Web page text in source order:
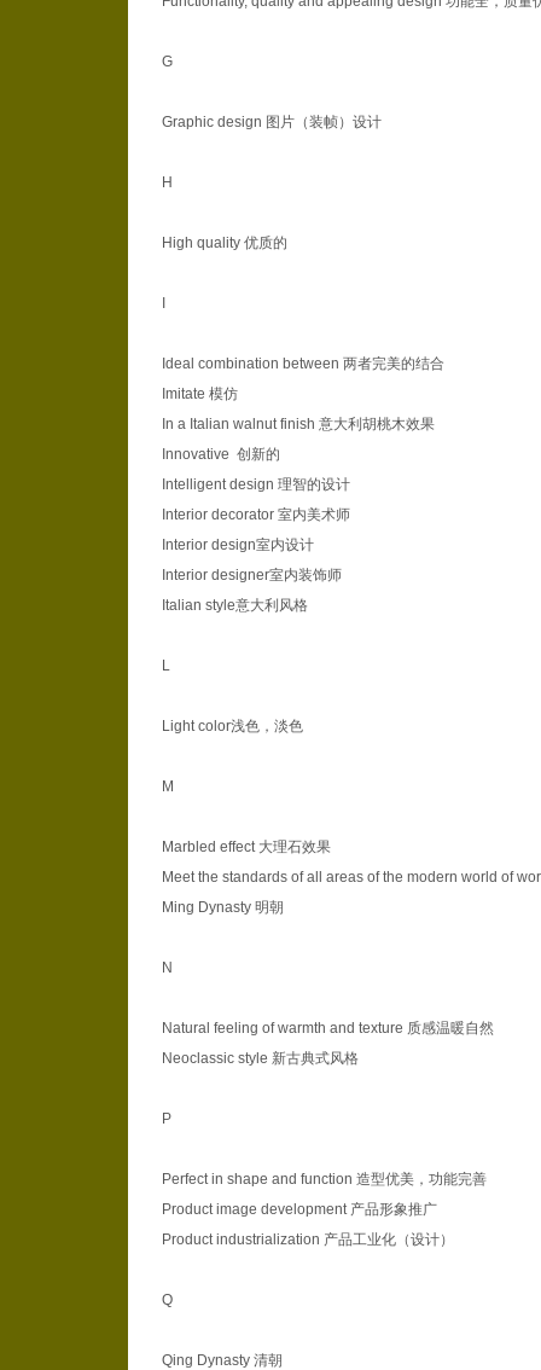
G
Graphic design 图片（装帧）设计
H
High quality 优质的
Ideal combination between 两者完美的结合
Imitate 模仿
In a Italian walnut finish 意大利胡桃木效果
Innovative 创新的
Intelligent design 理智的设计
Interior decorator 室内美术师
Interior design室内设计
Interior designer室内装饰师
Italian style意大利风格
L
Light color浅色，淡色
M
Marbled effect 大理石效果
Meet the standards of all areas of the modern world of
Ming Dynasty 明朝
N
Natural feeling of warmth and texture 质感温暖自然
Neoclassic style 新古典式风格
P
Perfect in shape and function 造型优美，功能完善
Product image development 产品形象推广
Product industrialization 产品工业化（设计）
Q
Qing Dynasty 清朝